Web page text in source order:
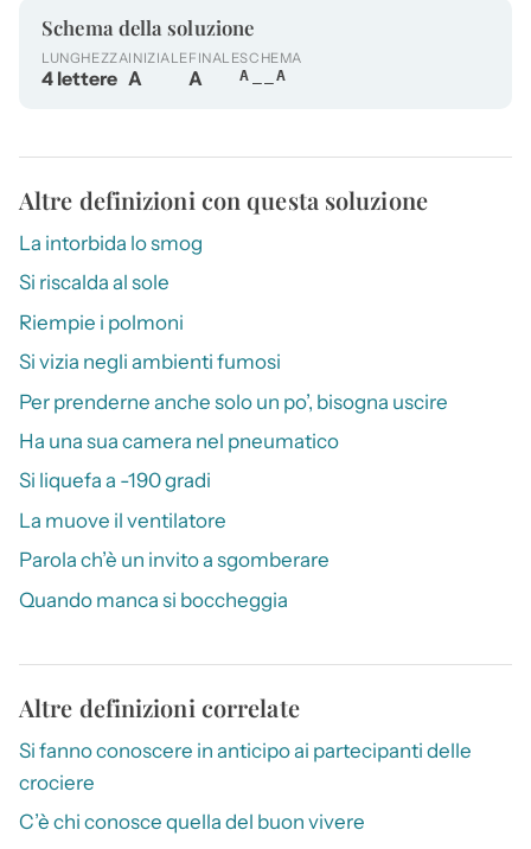
Schema della soluzione
LUNGHEZZA
4 lettere
INIZIALE
A
FINALE
A
SCHEMA
A__A
Altre definizioni con questa soluzione
La intorbida lo smog
Si riscalda al sole
Riempie i polmoni
Si vizia negli ambienti fumosi
Per prenderne anche solo un po’, bisogna uscire
Ha una sua camera nel pneumatico
Si liquefa a -190 gradi
La muove il ventilatore
Parola ch’è un invito a sgomberare
Quando manca si boccheggia
Altre definizioni correlate
Si fanno conoscere in anticipo ai partecipanti delle
crociere
C’è chi conosce quella del buon vivere